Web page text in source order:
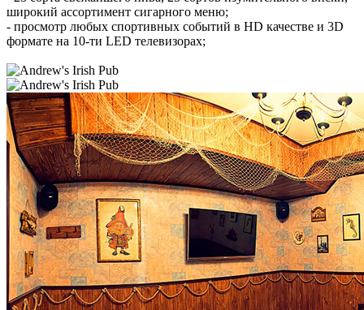
широкий ассортимент сигарного меню;
- просмотр любых спортивных событий в HD качестве и 3D
формате на 10-ти LED телевизорах;